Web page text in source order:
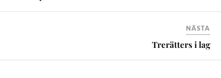
NÄSTA
Trerätters i lag